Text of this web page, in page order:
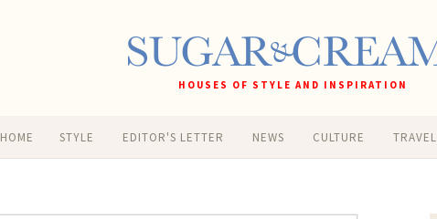
HOUSES OF STYLE AND INSPIRATION
HOME STYLE EDITOR'S LETTER NEWS CULTURE TRAVEL